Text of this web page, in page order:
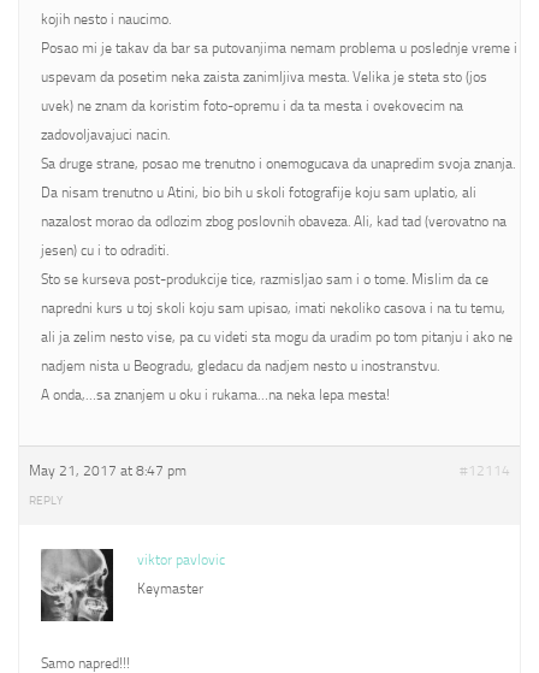
kojih nesto i naucimo.
Posao mi je takav da bar sa putovanjima nemam problema u poslednje vreme i
uspevam da posetim neka zaista zanimljiva mesta. Velika je steta sto (jos
uvek) ne znam da koristim foto-opremu i da ta mesta i ovekovecim na
zadovoljavajuci nacin.
Sa druge strane, posao me trenutno i onemogucava da unapredim svoja znanja.
Da nisam trenutno u Atini, bio bih u skoli fotografije koju sam uplatio, ali
nazalost morao da odlozim zbog poslovnih obaveza. Ali, kad tad (verovatno na
jesen) cu i to odraditi.
Sto se kurseva post-produkcije tice, razmisljao sam i o tome. Mislim da ce
napredni kurs u toj skoli koju sam upisao, imati nekoliko casova i na tu temu,
ali ja zelim nesto vise, pa cu videti sta mogu da uradim po tom pitanju i ako ne
nadjem nista u Beogradu, gledacu da nadjem nesto u inostranstvu.
A onda,…sa znanjem u oku i rukama…na neka lepa mesta!
May 21, 2017 at 8:47 pm #12114
REPLY
viktor pavlovic
Keymaster
Samo napred!!!